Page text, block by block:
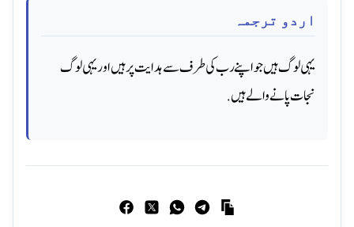
اردو ترجمہ
یہی لوگ ہیں جو اپنے رب کی طرف سے ہدایت پر ہیں اور یہی لوگ
نجات پانے والے ہیں.